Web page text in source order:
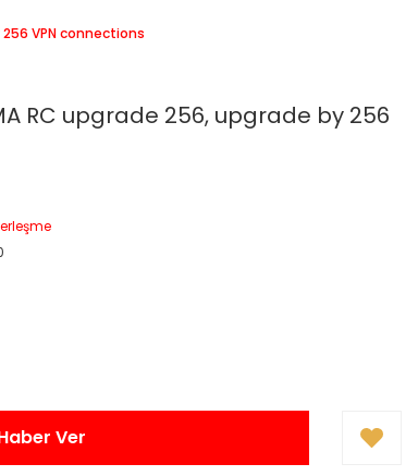
256 VPN connections
RC upgrade 256, upgrade by 256
Ver